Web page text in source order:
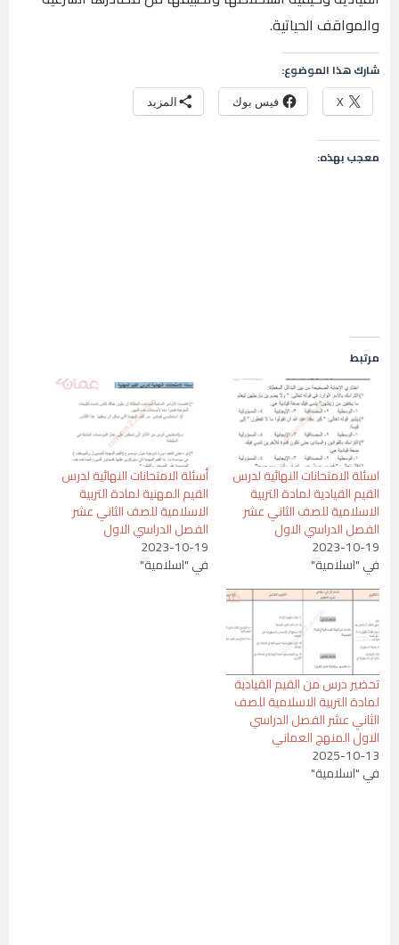
والمواقف الحياتية.
شارك هذا الموضوع:
X فيس بوك المزيد
معجب بهذه:
مرتبط
اسئلة الامتحانات النهائية لدرس
القيم القيادية لمادة التربية
الاسلامية للصف الثاني عشر
الفصل الدراسي الاول
2023-10-19
في "اسلامية"
أسئلة الامتحانات النهائية لدرس
القيم المهنية لمادة التربية
الاسلامية للصف الثاني عشر
الفصل الدراسي الاول
2023-10-19
في "اسلامية"
تحضير درس من القيم القيادية
لمادة التربية الاسلامية للصف
الثاني عشر الفصل الدراسي
الاول المنهج العماني
2025-10-13
في "اسلامية"